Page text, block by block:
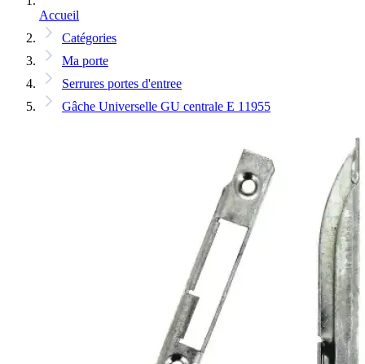
Accueil
Catégories
Ma porte
Serrures portes d'entree
Gâche Universelle GU centrale E 11955